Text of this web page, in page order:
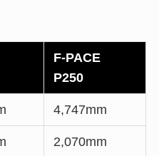
F-PACE
P250
4,747mm
2,070mm